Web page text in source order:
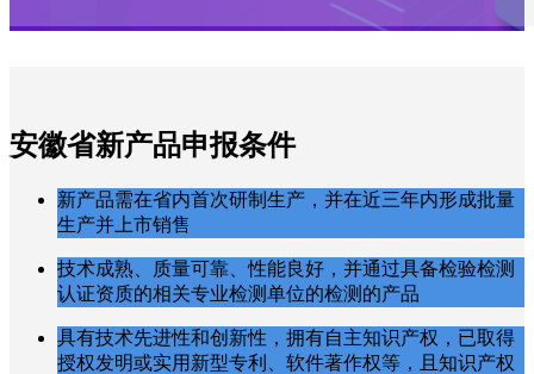
安徽省新产品申报条件
新产品需在省内首次研制生产，并在近三年内形成批量
生产并上市销售
技术成熟、质量可靠、性能良好，并通过具备检验检测
认证资质的相关专业检测单位的检测的产品
具有技术先进性和创新性，拥有自主知识产权，已取得
授权发明或实用新型专利、软件著作权等，且知识产权